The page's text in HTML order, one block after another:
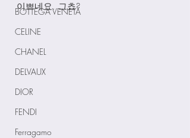
BOTTEGA VENETA
CELINE
CHANEL
DELVAUX
DIOR
FENDI
Ferragamo
이쁘네요. 그쵸?